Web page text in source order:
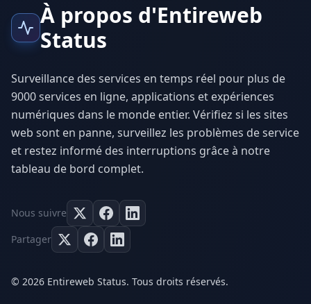
À propos d'Entireweb
Status
Surveillance des services en temps réel pour plus de
9000 services en ligne, applications et expériences
numériques dans le monde entier. Vérifiez si les sites
web sont en panne, surveillez les problèmes de service
et restez informé des interruptions grâce à notre
tableau de bord complet.
Nous suivre
Partager
© 2026 Entireweb Status. Tous droits réservés.